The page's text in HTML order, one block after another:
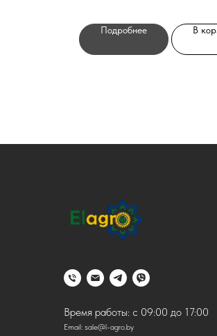
Подробнее В
Время работы: с 09:00 до 17:00
Email: sale@l-agro.by